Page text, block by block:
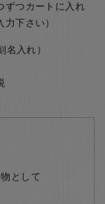
ずつカートに入れ
下さい）
入れ）
として